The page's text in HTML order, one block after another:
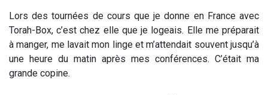
‎Lors des tournées de cours que je donne en France avec
Torah-Box, c’est chez elle que je logeais. Elle me préparait
à manger, me lavait mon linge et m’attendait souvent jusqu’à
une heure du matin après mes conférences. C’était ma
grande copine.